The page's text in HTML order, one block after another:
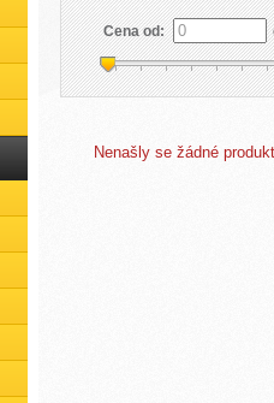
Cena od:
Nenašly se žádné